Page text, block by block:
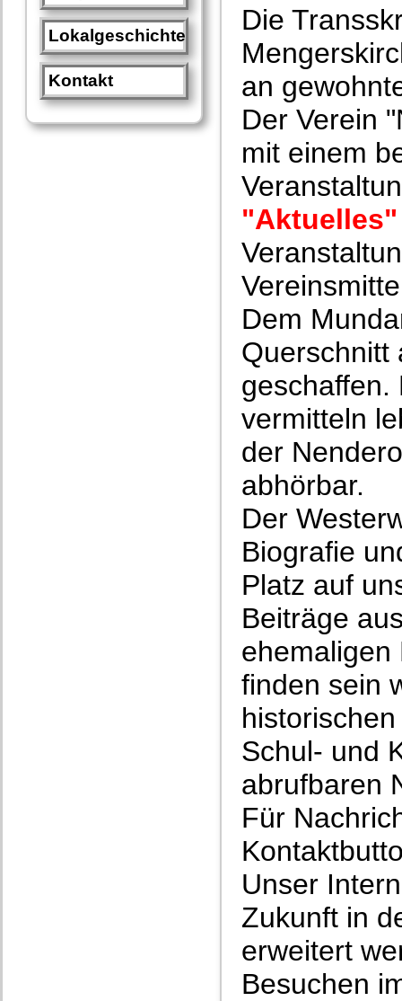
Lokalgeschichte
Kontakt
Die
an
Der Verein
mit einem
"Aktuelles"
Dem
Querschnitt
geschaffen.
vermitteln
der
abhörbar.
Der
Biografie
Platz auf
Beiträge
ehemaligen
finden sein
Schul- und
abrufbaren
Für
Unser
Zukunft in
erweitert
Besuchen